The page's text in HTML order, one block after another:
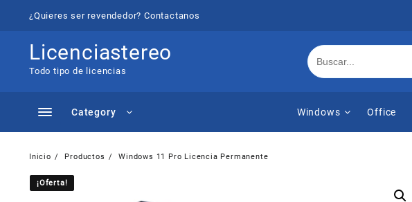
¿Quieres ser revendedor? Contactanos
Licenciastereo
Todo tipo de licencias
Category Windows Office
Inicio Productos Windows 11 Pro Licencia Permanente
¡Oferta!
¡Oferta!